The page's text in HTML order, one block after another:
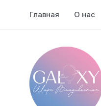
Главная О нас